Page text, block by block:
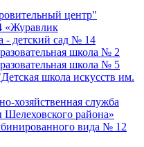
центр"
«Журавлик
- детский сад № 14
школа № 2
школа № 5
школа искусств им.
хозяйственная служба
Шелеховского района»
вида № 12